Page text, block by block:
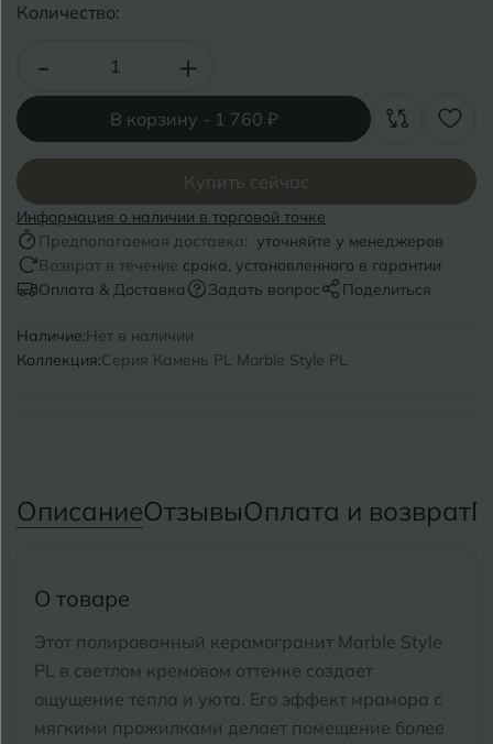
Количество:
- +
В корзину - 1 760 ₽
Купить сейчас
Информация о наличии в торговой точке
Предполагаемая доставка: уточняйте у менеджеров
Возврат в течение срока, установленного в гарантии
Оплата & Доставка
Задать вопрос Поделиться
Наличие:Нет в наличии
Коллекция:Серия Камень PL Marble Style PL
ОписаниеОтзывыОплата и возврат
О товаре
Этот полированный керамогранит Marble Style
PL в светлом кремовом оттенке создает
ощущение тепла и уюта. Его эффект мрамора с
мягкими прожилками делает помещение более
Воронеж
Г Геленджик
Грозный
Д Дмитровград
Ижевск
Казань
Кемерово
Сосновый Бор
Сочи
Ставрополь
Сыктывкар
Тула